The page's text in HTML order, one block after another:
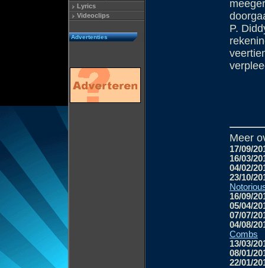
Lyrics
Videoclips
Advertenties
P.
Meer
17/09/
16/03/
04/02/
23/10/
16/09/
05/04/
07/07/
04/08/
Combs
13/03/
08/01/
22/01/